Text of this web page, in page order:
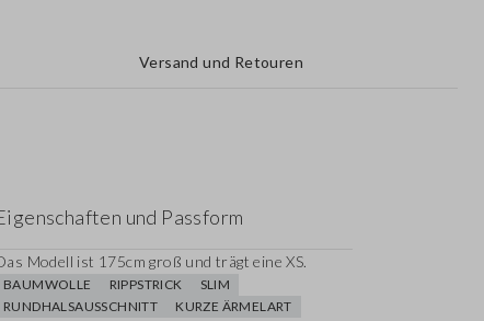
Versand und Retouren
und Passform
Modell ist 175cm groß und trägt eine XS.
BAUMWOLLE RIPPSTRICK
SLIM
RUNDHALSAUSSCHNITT
KURZE ÄRMELART